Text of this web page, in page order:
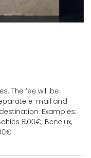
The fee will be
e-mail and
Examples:
8,00€; Benelux,